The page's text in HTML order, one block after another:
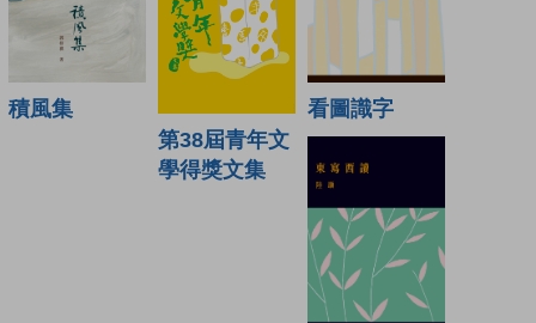
積風集
第38屆青年文
學得獎文集
看圖識字